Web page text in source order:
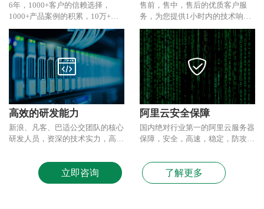
6年，1000+客户的信赖选择，
1000+产品案例的积累，10万+微
信接口次数调用的经验。
售前，售中，售后的优质客户服
务，为您提供1小时内的技术响
应，7x24小时的技术咨询。
高效的研发能力
新浪、凡客、巴适公交团队的核心
研发人员，资深的技术实力，高效
阿里云安全保障
国内绝对行业第一的阿里云服务器
保障，安全，高速，稳定，防攻
立即咨询 了解更多